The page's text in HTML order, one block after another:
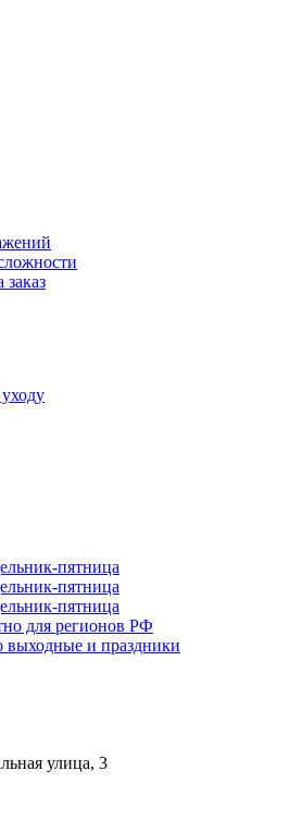
пятница
пятница
пятница
для регионов РФ
выходные и праздники
улица, 3